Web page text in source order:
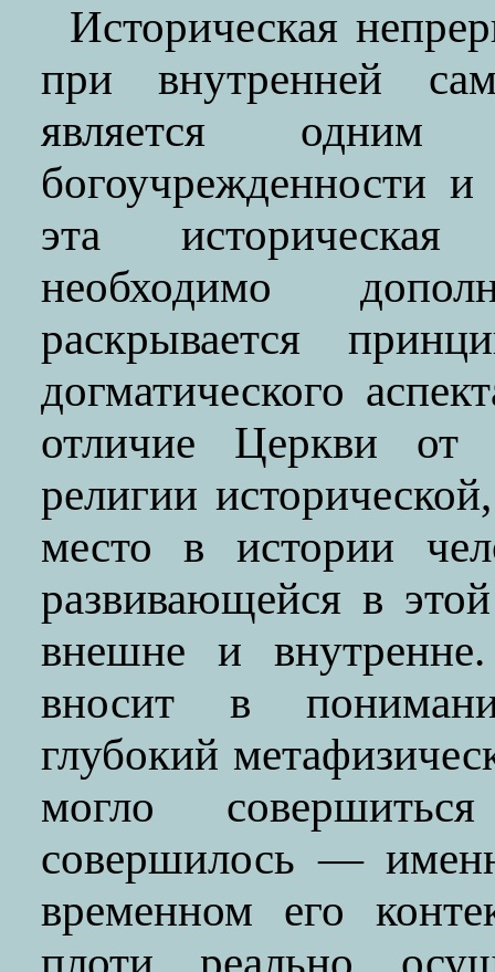
Историческая
при внутренней
является
богоучрежденности
эта
необходимо
раскрывается
догматического
отличие Церкви от
религии
место в истории
развивающейся в
внешне и внутренне.
вносит в
глубокий
могло
совершилось —
временном его